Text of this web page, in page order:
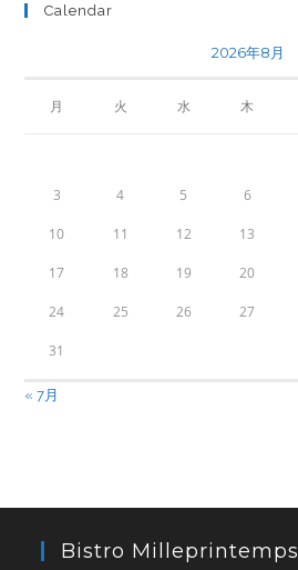
Calendar
2026年8月
月 火 水 木
3 4 5 6
10 11 12 13
17 18 19 20
24 25 26 27
31
« 7月
Bistro Milleprintemps